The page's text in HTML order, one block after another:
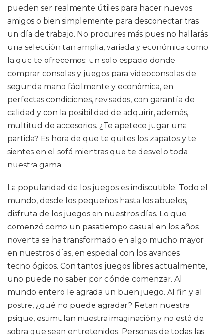
pueden ser realmente útiles para hacer nuevos
amigos o bien simplemente para desconectar tras
un día de trabajo. No procures más pues no hallarás
una selección tan amplia, variada y económica como
la que te ofrecemos: un solo espacio donde
comprar consolas y juegos para videoconsolas de
segunda mano fácilmente y económica, en
perfectas condiciones, revisados, con garantía de
calidad y con la posibilidad de adquirir, además,
multitud de accesorios. ¿Te apetece jugar una
partida? Es hora de que te quites los zapatos y te
sientes en el sofá mientras que te desvelo toda
nuestra gama.
La popularidad de los juegos es indiscutible. Todo el
mundo, desde los pequeños hasta los abuelos,
disfruta de los juegos en nuestros días. Lo que
comenzó como un pasatiempo casual en los años
noventa se ha transformado en algo mucho mayor
en nuestros días, en especial con los avances
tecnológicos. Con tantos juegos libres actualmente,
uno puede no saber por dónde comenzar. Al
mundo entero le agrada un buen juego. Al fin y al
postre, ¿qué no puede agradar? Retan nuestra
psique, estimulan nuestra imaginación y no está de
sobra que sean entretenidos. Personas de todas las